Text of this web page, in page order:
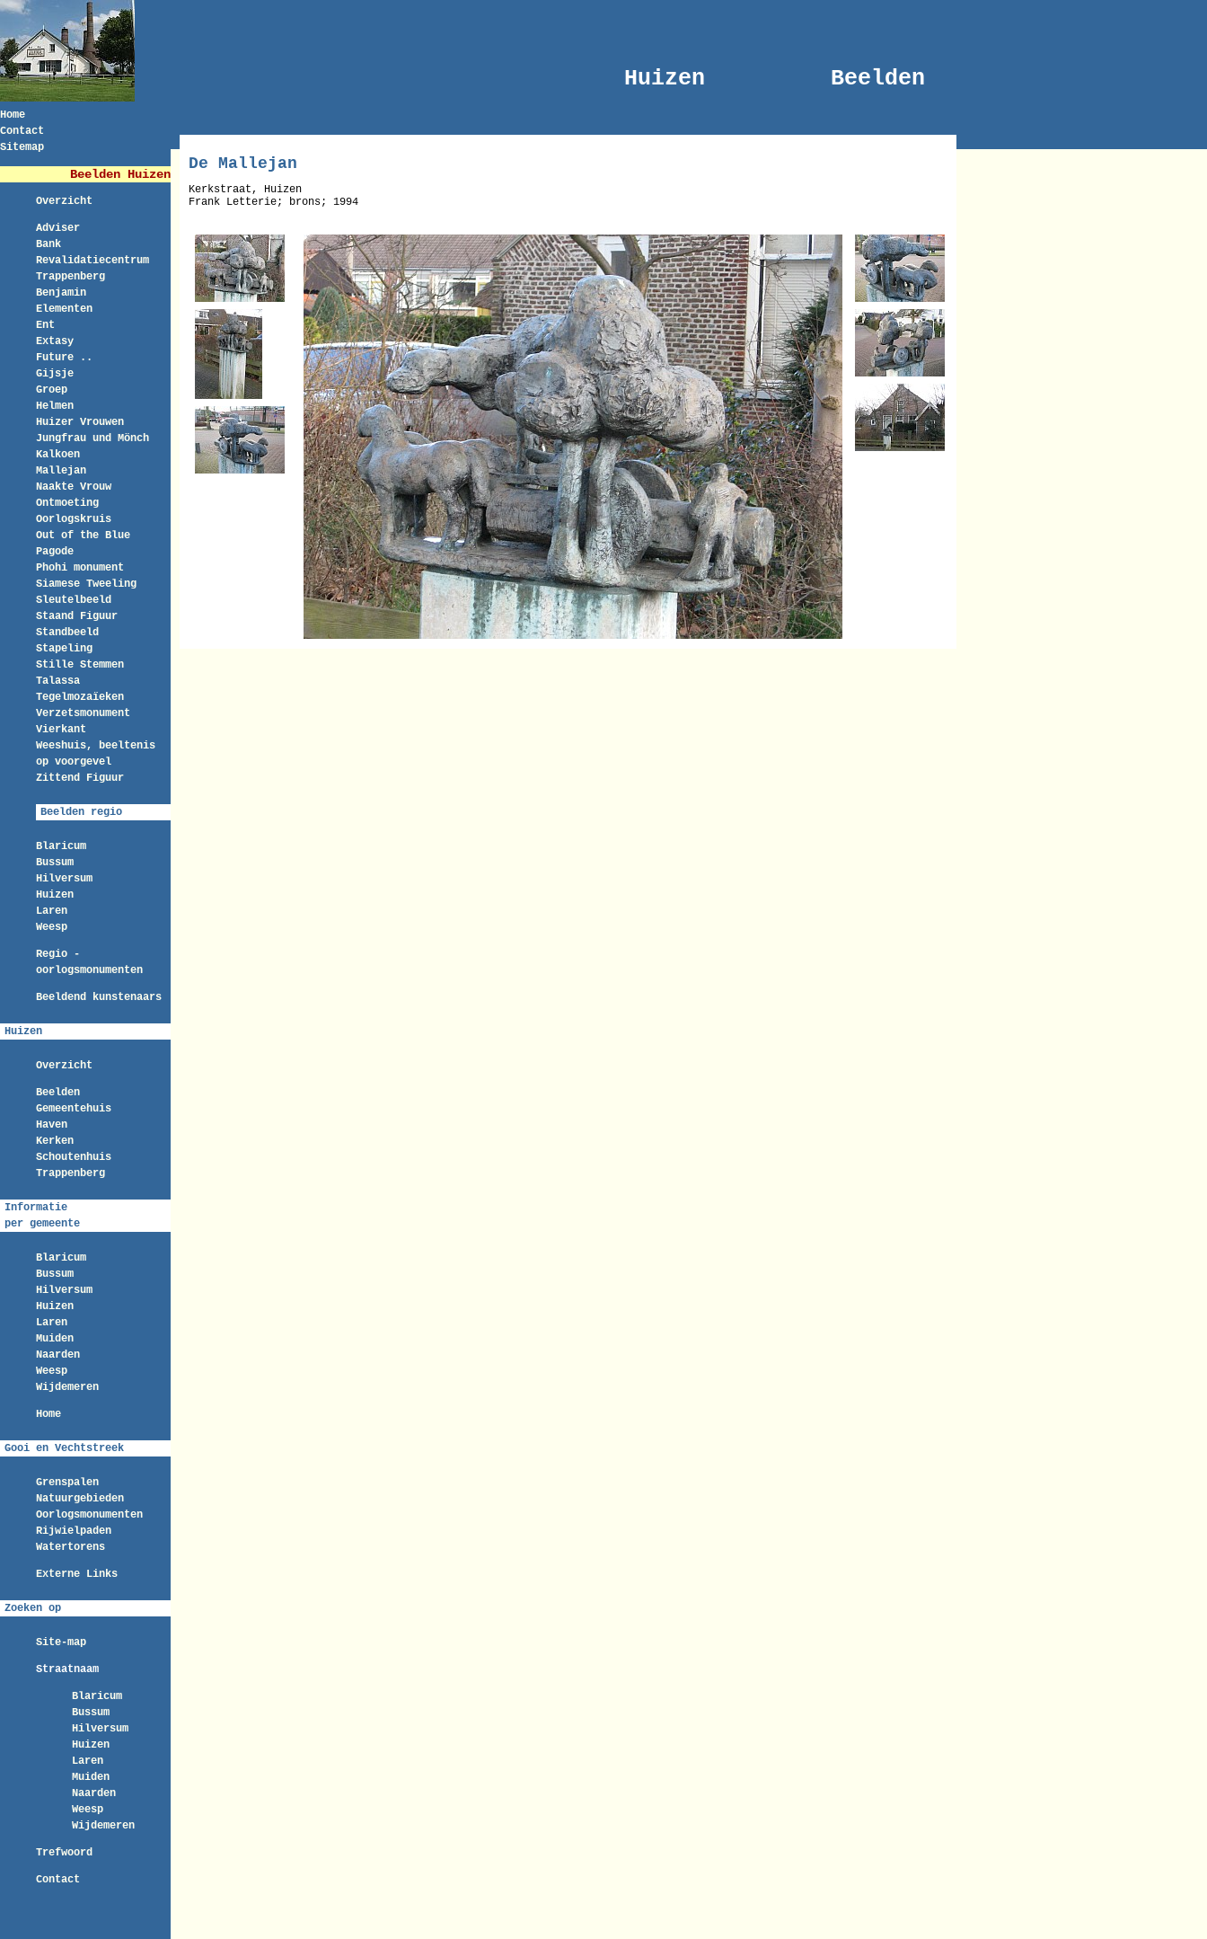
Huizen Beelden
Home
Contact
Sitemap
Beelden Huizen
Overzicht
Adviser
Bank
Revalidatiecentrum
Trappenberg
Benjamin
Elementen
Ent
Extasy
Future ..
Gijsje
Groep
Helmen
Huizer Vrouwen
Jungfrau und Mönch
Kalkoen
Mallejan
Naakte Vrouw
Ontmoeting
Oorlogskruis
Out of the Blue
Pagode
Phohi monument
Siamese Tweeling
Sleutelbeeld
Staand Figuur
Standbeeld
Stapeling
Stille Stemmen
Talassa
Tegelmozaïeken
Verzetsmonument
Vierkant
Weeshuis, beeltenis
op voorgevel
Zittend Figuur
Beelden regio
Blaricum
Bussum
Hilversum
Huizen
Laren
Weesp
Regio -
oorlogsmonumenten
Beeldend kunstenaars
Huizen
Overzicht
Beelden
Gemeentehuis
Haven
Kerken
Schoutenhuis
Trappenberg
Informatie
per gemeente
Blaricum
Bussum
Hilversum
Huizen
Laren
Muiden
Naarden
Weesp
Wijdemeren
Home
Gooi en Vechtstreek
Grenspalen
Natuurgebieden
Oorlogsmonumenten
Rijwielpaden
Watertorens
Externe Links
Zoeken op
Site-map
Straatnaam
Blaricum
Bussum
Hilversum
Huizen
Laren
Muiden
Naarden
Weesp
Wijdemeren
Trefwoord
Contact
De Mallejan
Kerkstraat, Huizen
Frank Letterie; brons; 1994